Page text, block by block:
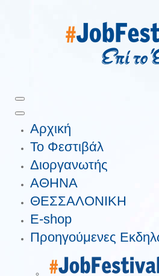
Αρχική
Το Φεστιβάλ
Διοργανωτής
ΑΘΗΝΑ
ΘΕΣΣΑΛΟΝΙΚΗ
E-shop
Προηγούμενες